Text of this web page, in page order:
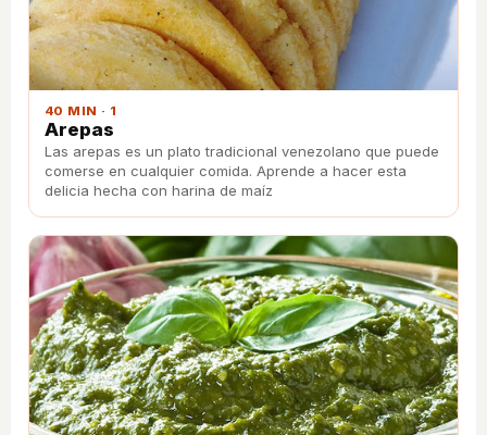
40 MIN · 1
Arepas
Las arepas es un plato tradicional venezolano que puede
comerse en cualquier comida. Aprende a hacer esta
delicia hecha con harina de maíz